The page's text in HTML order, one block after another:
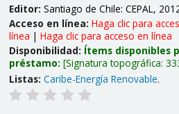
Editor: Santiago de Chile: CEPAL,
Acceso en línea: Haga clic para
línea | Haga clic para acceso en línea
Disponibilidad: Ítems disponibles
préstamo: Signatura topográfica:
Listas: Caribe-Energía Renovable.